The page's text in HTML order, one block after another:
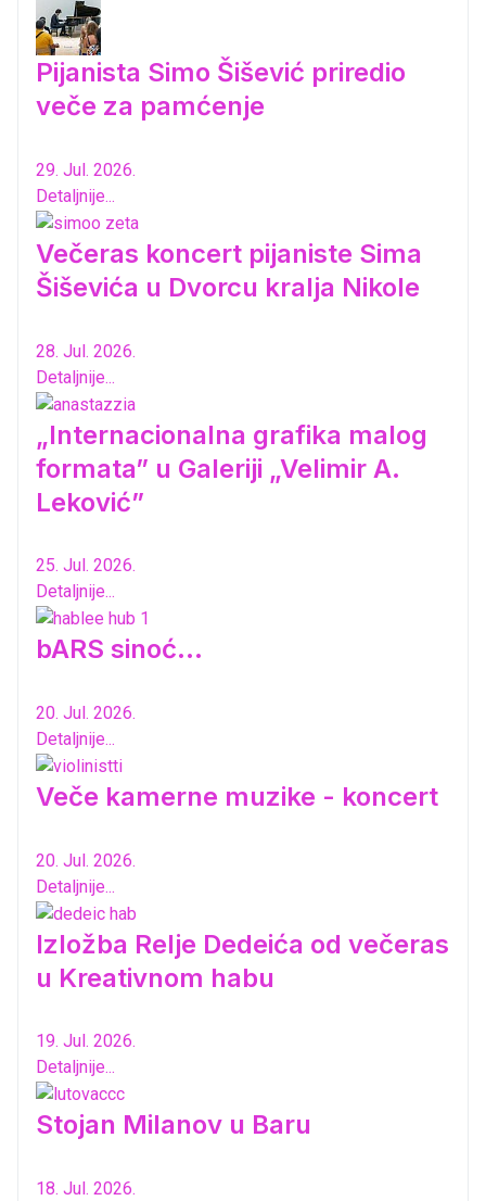
Pijanista Simo Šišević priredio
veče za pamćenje
29. Jul. 2026.
Detaljnije...
Večeras koncert pijaniste Sima
Šiševića u Dvorcu kralja Nikole
28. Jul. 2026.
Detaljnije...
„Internacionalna grafika malog
formata” u Galeriji „Velimir A.
Leković”
25. Jul. 2026.
Detaljnije...
bARS sinoć...
20. Jul. 2026.
Detaljnije...
Veče kamerne muzike - koncert
20. Jul. 2026.
Detaljnije...
Izložba Relje Dedeića od večeras
u Kreativnom habu
19. Jul. 2026.
Detaljnije...
Stojan Milanov u Baru
18. Jul. 2026.